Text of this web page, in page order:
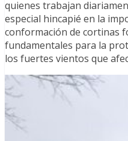
quienes trabajan
especial hincapié en la
conformación de cortinas
fundamentales para la
los fuertes vientos que